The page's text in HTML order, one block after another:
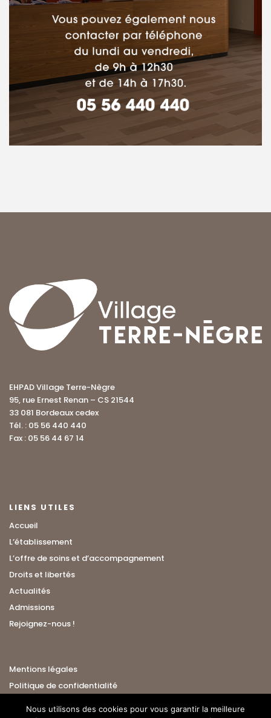
EHPAD Village Terre-Nègre
95, rue Ernest Renan – CS 21544
33 081 Bordeaux cedex
Tél. : 05 56 440 440
Fax : 05 56 44 67 14
LIENS UTILES
Accueil
L’établissement
L’offre de soins et d’accompagnement
Droits et libertés
Actualités
Admissions
Rejoignez-nous !
Mentions légales
Politique de confidentialité
Nous utilisons des cookies pour vous garantir la meilleure